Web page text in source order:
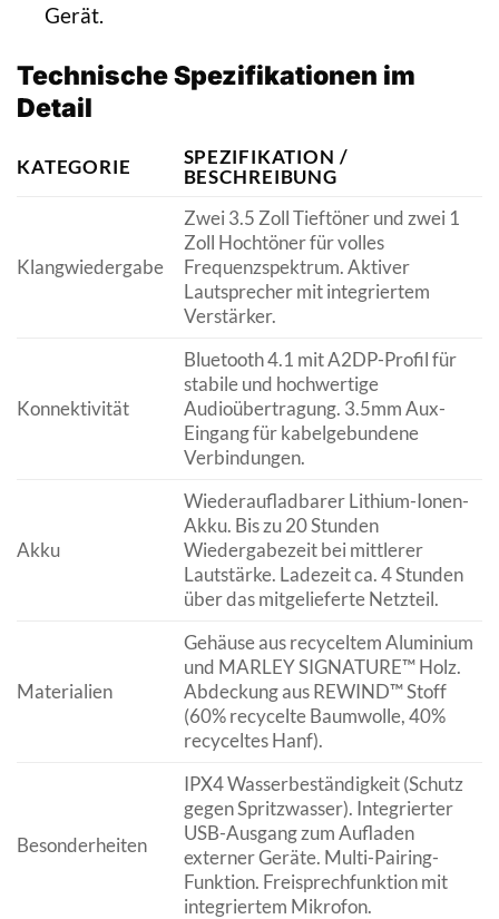
Gerät.
Technische Spezifikationen im
Detail
KATEGORIE
SPEZIFIKATION /
BESCHREIBUNG
Klangwiedergabe
Zwei 3.5 Zoll Tieftöner und zwei 1
Zoll Hochtöner für volles
Frequenzspektrum. Aktiver
Lautsprecher mit integriertem
Verstärker.
Konnektivität
Bluetooth 4.1 mit A2DP-Profil für
stabile und hochwertige
Audioübertragung. 3.5mm Aux-
Eingang für kabelgebundene
Verbindungen.
Akku
Wiederaufladbarer Lithium-Ionen-
Akku. Bis zu 20 Stunden
Wiedergabezeit bei mittlerer
Lautstärke. Ladezeit ca. 4 Stunden
über das mitgelieferte Netzteil.
Materialien
Gehäuse aus recyceltem Aluminium
und MARLEY SIGNATURE™ Holz.
Abdeckung aus REWIND™ Stoff
(60% recycelte Baumwolle, 40%
recyceltes Hanf).
Besonderheiten
IPX4 Wasserbeständigkeit (Schutz
gegen Spritzwasser). Integrierter
USB-Ausgang zum Aufladen
externer Geräte. Multi-Pairing-
Funktion. Freisprechfunktion mit
integriertem Mikrofon.